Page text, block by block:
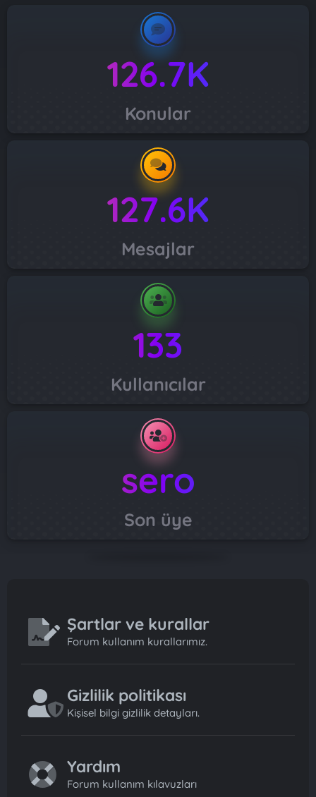
126.7K
Konular
127.6K
Mesajlar
133
Kullanıcılar
sero
Son üye
Şartlar ve kurallar
Forum kullanım kurallarımız.
Gizlilik politikası
Kişisel bilgi gizlilik detayları.
Yardım
Forum kullanım kılavuzları